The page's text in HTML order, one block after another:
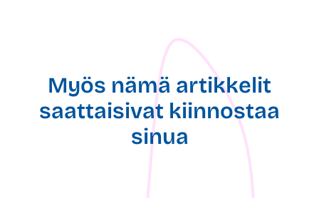
Myös nämä artikkelit
saattaisivat kiinnostaa
sinua